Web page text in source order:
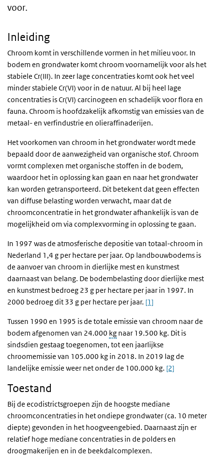
voor.
Inleiding
Chroom komt in verschillende vormen in het milieu voor. In
bodem en grondwater komt chroom voornamelijk voor als het
stabiele Cr(III). In zeer lage concentraties komt ook het veel
minder stabiele Cr(VI) voor in de natuur. Al bij heel lage
concentraties is Cr(VI) carcinogeen en schadelijk voor flora en
fauna. Chroom is hoofdzakelijk afkomstig van emissies van de
metaal- en verfindustrie en olieraffinaderijen.
Het voorkomen van chroom in het grondwater wordt mede
bepaald door de aanwezigheid van organische stof. Chroom
vormt complexen met organische stoffen in de bodem,
waardoor het in oplossing kan gaan en naar het grondwater
kan worden getransporteerd. Dit betekent dat geen effecten
van diffuse belasting worden verwacht, maar dat de
chroomconcentratie in het grondwater afhankelijk is van de
mogelijkheid om via complexvorming in oplossing te gaan.
In 1997 was de atmosferische depositie van totaal-chroom in
Nederland 1,4 g per hectare per jaar. Op landbouwbodems is
de aanvoer van chroom in dierlijke mest en kunstmest
daarnaast van belang. De bodembelasting door dierlijke mest
en kunstmest bedroeg 23 g per hectare per jaar in 1997. In
2000 bedroeg dit 33 g per hectare per jaar. [1]
Tussen 1990 en 1995 is de totale emissie van chroom naar de
bodem afgenomen van 24.000 kg naar 19.500 kg. Dit is
sindsdien gestaag toegenomen, tot een jaarlijkse
chroomemissie van 105.000 kg in 2018. In 2019 lag de
landelijke emissie weer net onder de 100.000 kg. [2]
Toestand
Bij de ecodistrictsgroepen zijn de hoogste mediane
chroomconcentraties in het ondiepe grondwater (ca. 10 meter
diepte) gevonden in het hoogveengebied. Daarnaast zijn er
relatief hoge mediane concentraties in de polders en
droogmakerijen en in de beekdalcomplexen.